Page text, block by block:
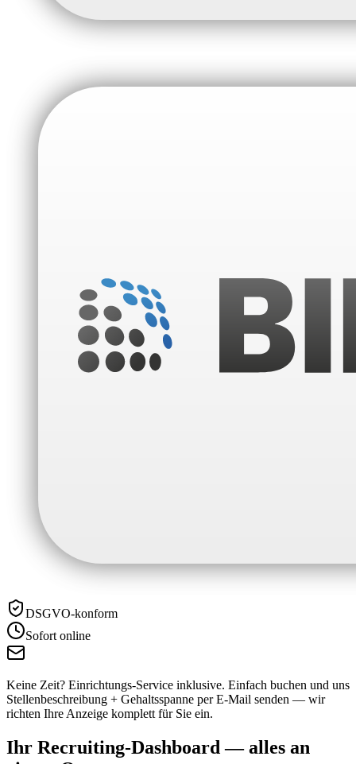
DSGVO-konform
Sofort online
Keine Zeit? Einrichtungs-Service inklusive. Einfach buchen und uns
Stellenbeschreibung + Gehaltsspanne per E-Mail senden — wir
richten Ihre Anzeige komplett für Sie ein.
Ihr Recruiting-Dashboard — alles an